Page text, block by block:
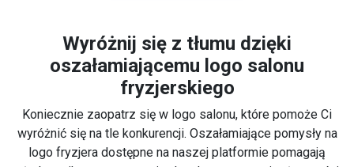
Wyróżnij się z tłumu dzięki
oszałamiającemu logo salonu
fryzjerskiego
Koniecznie zaopatrz się w logo salonu, które pomoże Ci
wyróżnić się na tle konkurencji. Oszałamiające pomysły na
logo fryzjera dostępne na naszej platformie pomagają